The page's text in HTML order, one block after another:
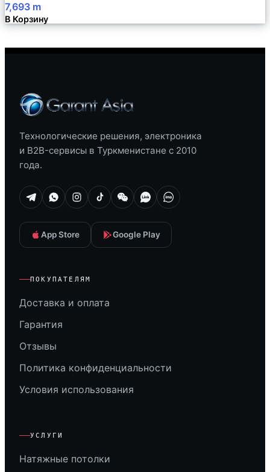
7,693 m
В Корзину
Технологические решения, электроника
и B2B-сервисы в Туркменистане с 2010
года.
App Store Google Play
ПОКУПАТЕЛЯМ
Доставка и оплата
Гарантия
Отзывы
Политика конфиденциальности
Условия использования
УСЛУГИ
Натяжные потолки